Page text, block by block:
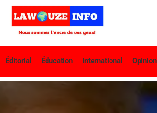
Éditorial Éducation International Opinion